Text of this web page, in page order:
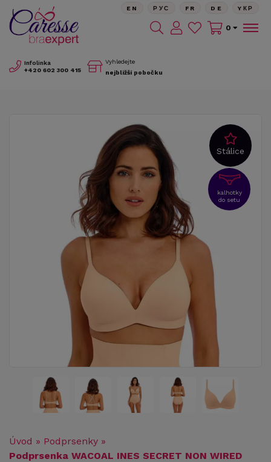
Infolinka
+420 602 300 415
Vyhledejte
nejbližší pobočku
EN РУС FR DE YКР
0
Stálice
kalhotky
do setu
Úvod » Podprsenky »
Podprsenka WACOAL INES SECRET NON WIRED